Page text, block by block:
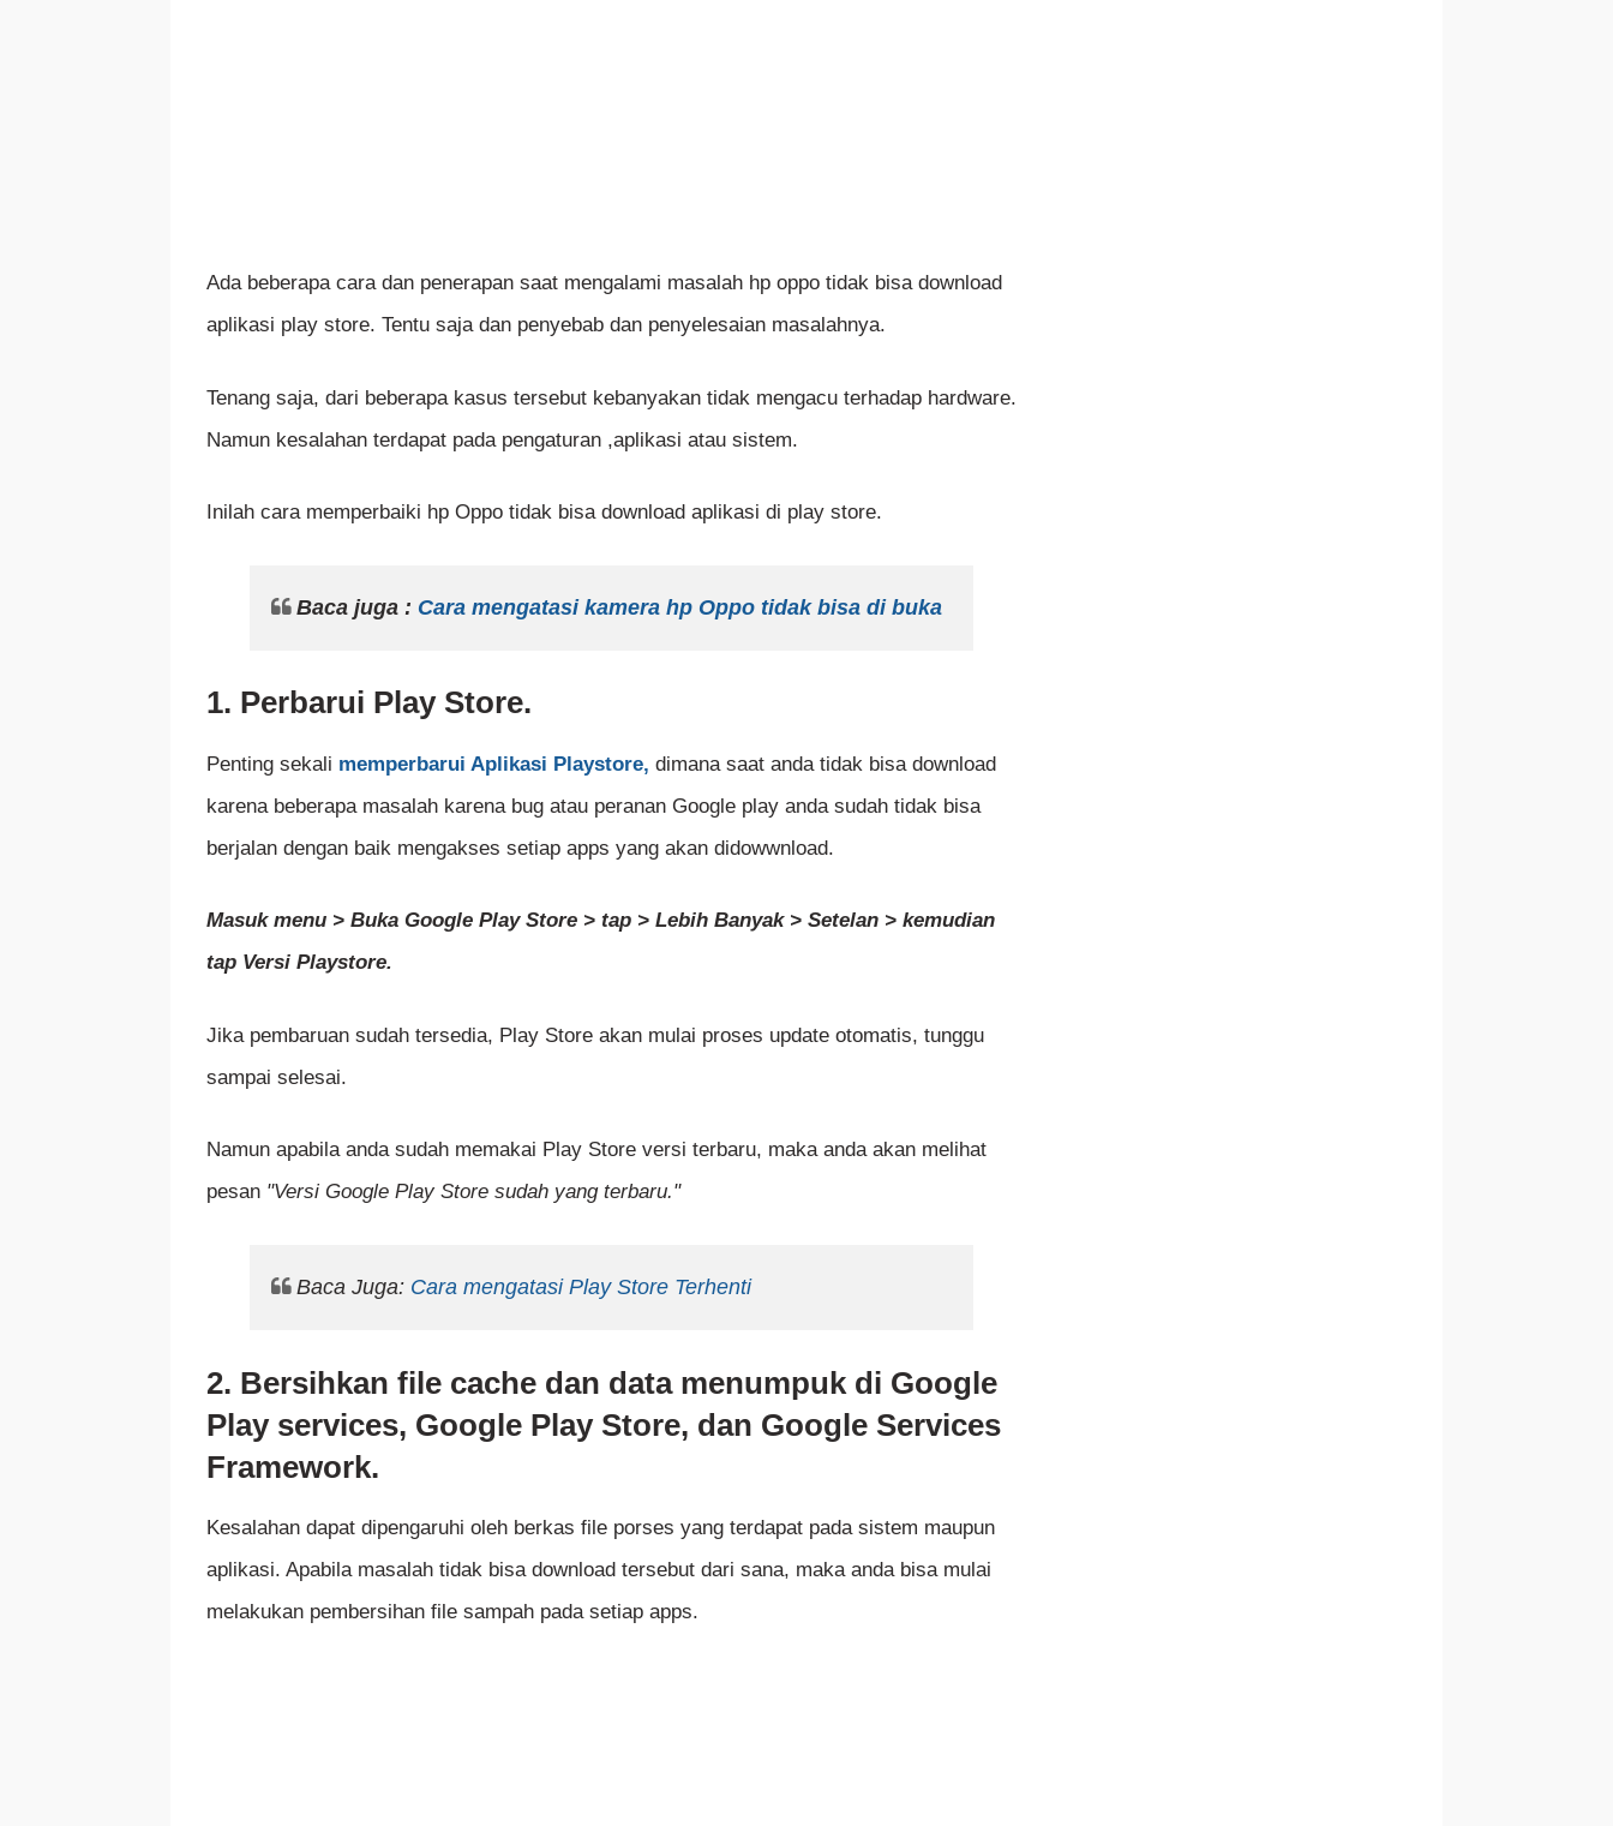
Ada beberapa cara dan penerapan saat mengalami masalah hp oppo tidak bisa download
aplikasi play store. Tentu saja dan penyebab dan penyelesaian masalahnya.
Tenang saja, dari beberapa kasus tersebut kebanyakan tidak mengacu terhadap hardware.
Namun kesalahan terdapat pada pengaturan ,aplikasi atau sistem.
Inilah cara memperbaiki hp Oppo tidak bisa download aplikasi di play store.
Baca juga : Cara mengatasi kamera hp Oppo tidak bisa di buka
1. Perbarui Play Store.
Penting sekali memperbarui Aplikasi Playstore, dimana saat anda tidak bisa download
karena beberapa masalah karena bug atau peranan Google play anda sudah tidak bisa
berjalan dengan baik mengakses setiap apps yang akan didowwnload.
Masuk menu > Buka Google Play Store > tap > Lebih Banyak > Setelan > kemudian
tap Versi Playstore.
Jika pembaruan sudah tersedia, Play Store akan mulai proses update otomatis, tunggu
sampai selesai.
Namun apabila anda sudah memakai Play Store versi terbaru, maka anda akan melihat
pesan "Versi Google Play Store sudah yang terbaru."
Baca Juga: Cara mengatasi Play Store Terhenti
2. Bersihkan file cache dan data menumpuk di Google
Play services, Google Play Store, dan Google Services
Framework.
Kesalahan dapat dipengaruhi oleh berkas file porses yang terdapat pada sistem maupun
aplikasi. Apabila masalah tidak bisa download tersebut dari sana, maka anda bisa mulai
melakukan pembersihan file sampah pada setiap apps.